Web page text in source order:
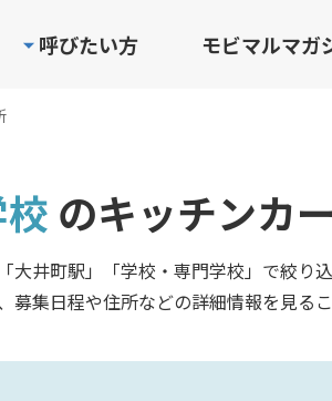
呼びたい方 モビマルマガ
のキッチンカ
大井町駅」「学校・専門学校」で絞り
募集日程や住所などの詳細情報を見る